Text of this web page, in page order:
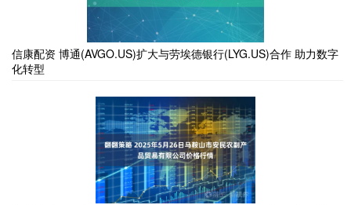
信康配资 博通(AVGO.US)扩大与劳埃德银行(LYG.US)合作 助力数字
化转型